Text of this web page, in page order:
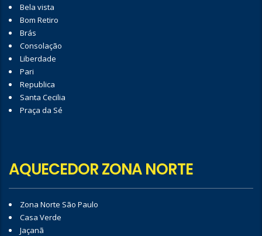
Bela vista
Bom Retiro
Brás
Consolação
Liberdade
Pari
Republica
Santa Cecilia
Praça da Sé
AQUECEDOR ZONA NORTE
Zona Norte São Paulo
Casa Verde
Jaçanã